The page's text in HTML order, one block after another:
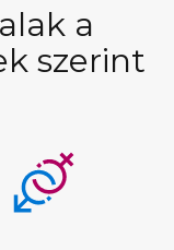
a
szerint